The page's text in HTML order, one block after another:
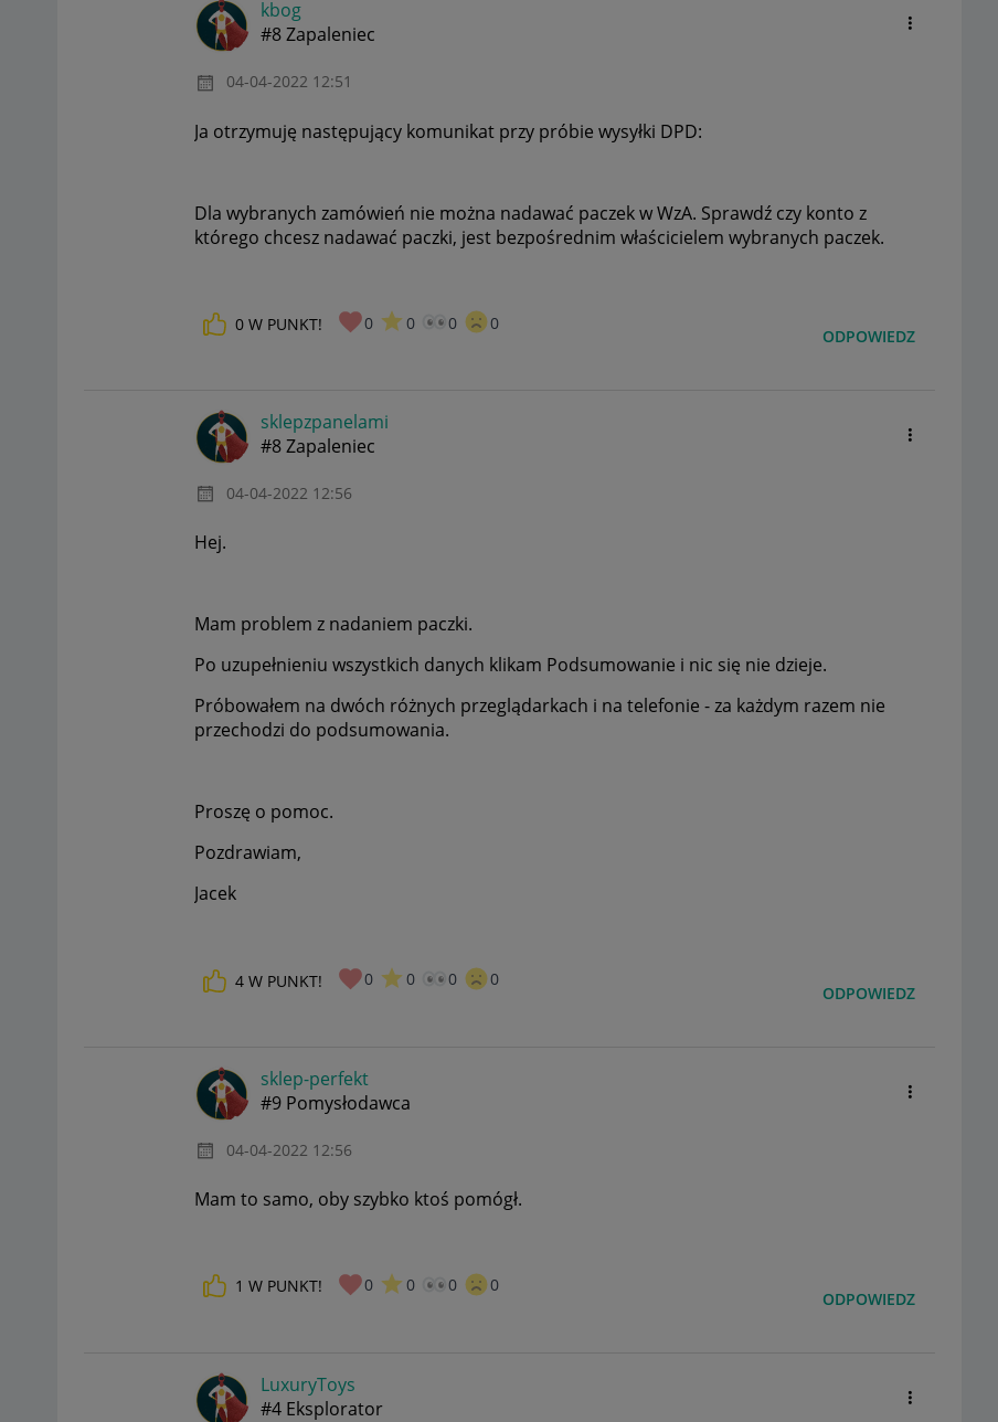
kbog
#8 Zapaleniec
‎04-04-2022 12:51
Ja otrzymuję następujący komunikat przy próbie wysyłki DPD:
Dla wybranych zamówień nie można nadawać paczek w WzA. Sprawdź czy konto z
którego chcesz nadawać paczki, jest bezpośrednim właścicielem wybranych paczek.
0 W PUNKT! 0 0 0 0
ODPOWIEDZ
sklepzpanelami
#8 Zapaleniec
‎04-04-2022 12:56
Hej.
Mam problem z nadaniem paczki.
Po uzupełnieniu wszystkich danych klikam Podsumowanie i nic się nie dzieje.
Próbowałem na dwóch różnych przeglądarkach i na telefonie - za każdym razem nie
przechodzi do podsumowania.
Proszę o pomoc.
Pozdrawiam,
Jacek
4 W PUNKT! 0 0 0 0
ODPOWIEDZ
sklep-perfekt
#9 Pomysłodawca
‎04-04-2022 12:56
Mam to samo, oby szybko ktoś pomógł.
1 W PUNKT! 0 0 0 0
ODPOWIEDZ
LuxuryToys
#4 Eksplorator